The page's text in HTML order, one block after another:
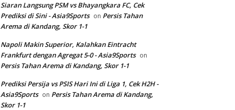
Siaran Langsung PSM vs Bhayangkara FC, Cek
Prediksi di Sini - Asia9Sports on Persis Tahan
Arema di Kandang, Skor 1-1
Napoli Makin Superior, Kalahkan Eintracht
Frankfurt dengan Agregat 5-0 - Asia9Sports on
Persis Tahan Arema di Kandang, Skor 1-1
Prediksi Persija vs PSIS Hari Ini di Liga 1, Cek H2H -
Asia9Sports on Persis Tahan Arema di Kandang,
Skor 1-1